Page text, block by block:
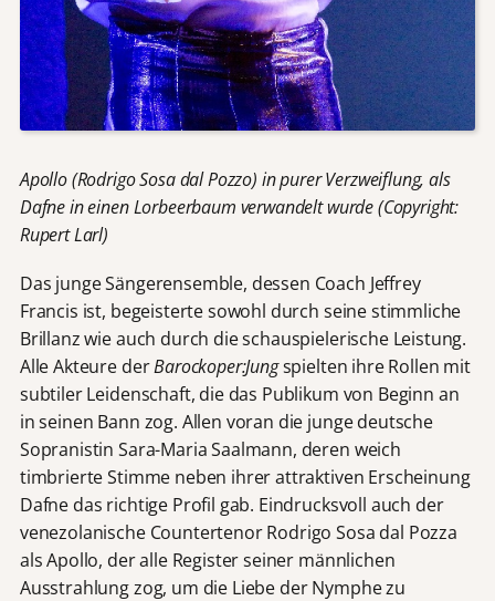
Apollo (Rodrigo Sosa dal Pozzo) in purer Verzweiflung, als
Dafne in einen Lorbeerbaum verwandelt wurde (Copyright:
Rupert Larl)
Das junge Sängerensemble, dessen Coach Jeffrey
Francis ist, begeisterte sowohl durch seine stimmliche
Brillanz wie auch durch die schauspielerische Leistung.
Alle Akteure derBarockoper:Jungspielten ihre Rollen mit
subtiler Leidenschaft, die das Publikum von Beginn an
in seinen Bann zog. Allen voran die junge deutsche
Sopranistin Sara-Maria Saalmann, deren weich
timbrierte Stimme neben ihrer attraktiven Erscheinung
Dafne das richtige Profil gab. Eindrucksvoll auch der
venezolanische Countertenor Rodrigo Sosa dal Pozza
als Apollo, der alle Register seiner männlichen
Ausstrahlung zog, um die Liebe der Nymphe zu